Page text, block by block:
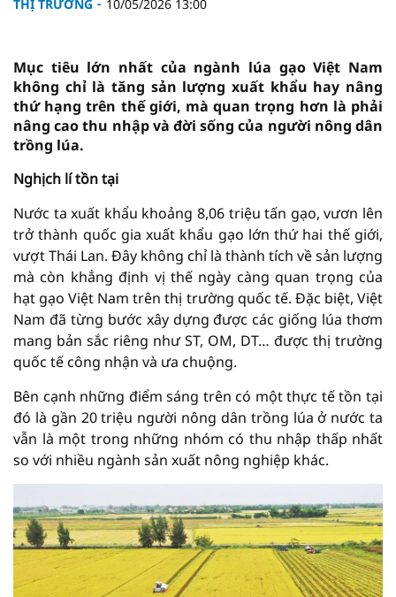
THỊ TRƯỜNG 10/05/2026 13:00
Mục tiêu lớn nhất của ngành lúa gạo Việt Nam
không chỉ là tăng sản lượng xuất khẩu hay nâng
thứ hạng trên thế giới, mà quan trọng hơn là phải
nâng cao thu nhập và đời sống của người nông dân
trồng lúa.
Nghịch lí tồn tại
Nước ta xuất khẩu khoảng 8,06 triệu tấn gạo, vươn lên
trở thành quốc gia xuất khẩu gạo lớn thứ hai thế giới,
vượt Thái Lan. Đây không chỉ là thành tích về sản lượng
mà còn khẳng định vị thế ngày càng quan trọng của
hạt gạo Việt Nam trên thị trường quốc tế. Đặc biệt, Việt
Nam đã từng bước xây dựng được các giống lúa thơm
mang bản sắc riêng như ST, OM, DT… được thị trường
quốc tế công nhận và ưa chuộng.
Bên cạnh những điểm sáng trên có một thực tế tồn tại
đó là gần 20 triệu người nông dân trồng lúa ở nước ta
vẫn là một trong những nhóm có thu nhập thấp nhất
so với nhiều ngành sản xuất nông nghiệp khác.